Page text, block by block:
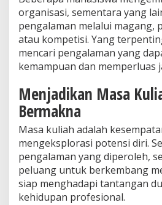
organisasi, sementara yang
pengalaman melalui magang,
atau kompetisi. Yang
mencari pengalaman yang
kemampuan dan memperluas
Menjadikan Masa
Bermakna
Masa kuliah adalah
mengeksplorasi potensi diri.
pengalaman yang diperoleh,
peluang untuk berkembang
siap menghadapi tantangan
kehidupan profesional.